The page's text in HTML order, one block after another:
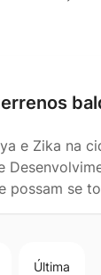
e Zika na
possam se
Última